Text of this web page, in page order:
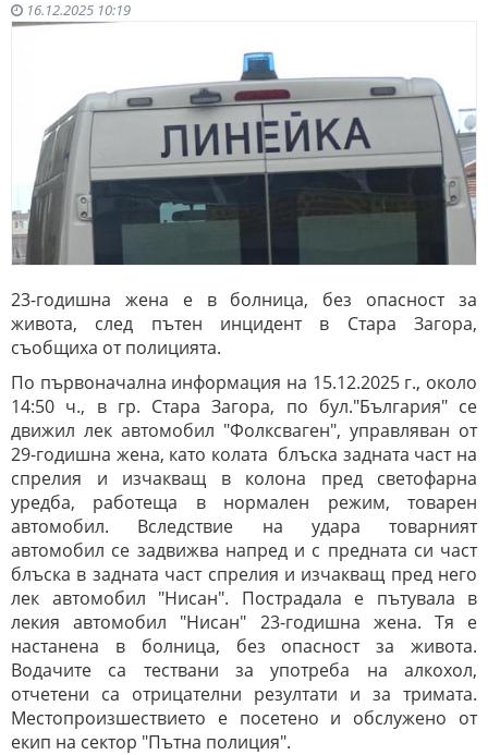
16.12.2025 10:19
23-годишна жена е в болница, без опасност за
живота, след пътен инцидент в Стара Загора,
съобщиха от полицията.
По първоначална информация на 15.12.2025 г., около
14:50 ч., в гр. Стара Загора, по бул."България" се
движил лек автомобил "Фолксваген", управляван от
29-годишна жена, като колата блъска задната част на
спрелия и изчакващ в колона пред светофарна
уредба, работеща в нормален режим, товарен
автомобил. Вследствие на удара товарният
автомобил се задвижва напред и с предната си част
блъска в задната част спрелия и изчакващ пред него
лек автомобил "Нисан". Пострадала е пътувала в
лекия автомобил "Нисан" 23-годишна жена. Тя е
настанена в болница, без опасност за живота.
Водачите са тествани за употреба на алкохол,
отчетени са отрицателни резултати и за тримата.
Местопроизшествието е посетено и обслужено от
екип на сектор "Пътна полиция".